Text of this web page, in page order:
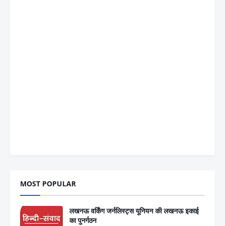
MOST POPULAR
लखनऊ वर्किंग जर्नलिस्ट्स यूनियन की लखनऊ इकाई
का पुनर्गठन